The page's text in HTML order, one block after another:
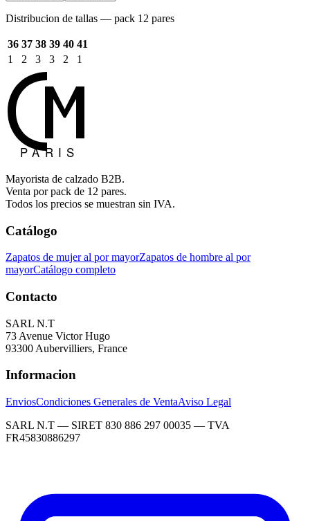
Distribucion de tallas — pack 12 pares
36 37 38 39 40 41
1
2 3 3 2 1
Mayorista de calzado B2B.
Venta por pack de 12 pares.
Todos los precios se muestran sin IVA.
Catálogo
Zapatos de mujer al por mayorZapatos de hombre al por
mayorCatálogo completo
Contacto
SARL N.T
73 Avenue Victor Hugo
93300 Aubervilliers, France
Informacion
EnviosCondiciones Generales de VentaAviso Legal
SARL N.T — SIRET 830 886 297 00035 — TVA
FR45830886297